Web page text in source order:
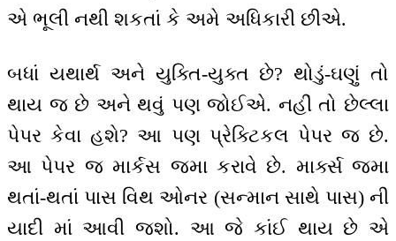
એ ભૂલી નથી શકતાં કે અમે અધિકારી છીએ.
બધાં યથાર્થ અને યુક્તિ-યુક્ત છે? થોડું-ઘણું તો
થાય જ છે અને થવું પણ જોઈએ. નહીં તો છેલ્લા
પેપર કેવા હશે? આ પણ પ્રેક્ટિકલ પેપર જ છે.
આ પેપર જ માર્કસ જમા કરાવે છે. માર્ક્સ જમા
થતાં-થતાં પાસ વિથ ઓનર (સન્માન સાથે પાસ) ની
યાદી માં આવી જશો. આ જે કાંઈ થાય છે એ